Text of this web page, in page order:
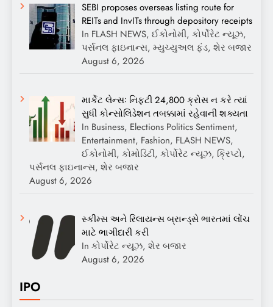
SEBI proposes overseas listing route for
REITs and InvITs through depository receipts
In FLASH NEWS, ઈકોનોમી, કોર્પોરેટ ન્યૂઝ,
પર્સનલ ફાઇનાન્સ, મ્યુચ્યુઅલ ફંડ, શેર બજાર
August 6, 2026
માર્કેટ લેન્સઃ નિફ્ટી 24,800 ક્રોસ ન કરે ત્યાં
સુધી કોન્સોલિડેશન તબક્કામાં રહેવાની શક્યતા
In Business, Elections Politics Sentiment,
Entertainment, Fashion, FLASH NEWS,
ઈકોનોમી, કોમોડિટી, કોર્પોરેટ ન્યૂઝ, ક્રિપ્ટો,
પર્સનલ ફાઇનાન્સ, શેર બજાર
August 6, 2026
સ્કીમ્સ અને રિલાયન્સ બ્રાન્ડ્સે ભારતમાં લોંચ
માટે ભાગીદારી કરી
In કોર્પોરેટ ન્યૂઝ, શેર બજાર
August 6, 2026
IPO